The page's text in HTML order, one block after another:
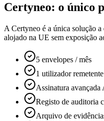
Certyneo: o único
A Certyneo é a única solução
alojado na UE sem exposição
5 envelopes / mês
1 utilizador remetente
Assinatura
Registo de auditoria
Arquivo de